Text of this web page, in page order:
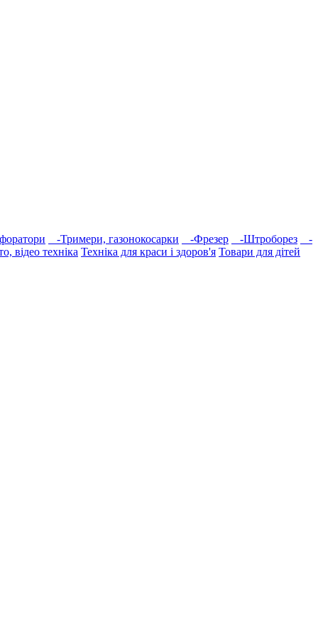
-Тримери, газонокосарки -Фрезер -Штроборез
-
відео техніка Техніка для краси і здоров'я Товари для дітей